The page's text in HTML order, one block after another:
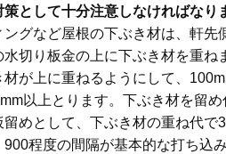
として十分注意しなければなり
グなど屋根の下ぶき材は、軒先
切り板金の上に下ぶき材を重ね
が上に重ねるようにして、
以上とります。下ぶき材を留
めとして、下ぶき材の重ね代で
程度の間隔が基本的な打ち込